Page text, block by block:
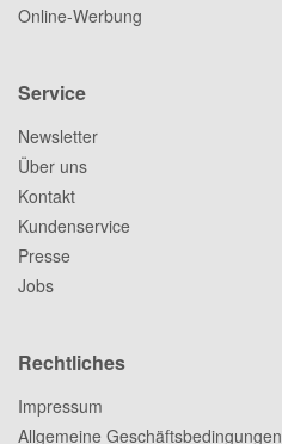
Online-Werbung
Service
Newsletter
Über uns
Kontakt
Kundenservice
Presse
Jobs
Rechtliches
Impressum
Allgemeine Geschäftsbedingungen